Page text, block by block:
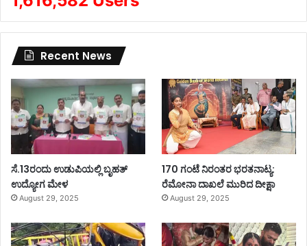
Recent News
ಸೆ.13ರಂದು ಉಡುಪಿಯಲ್ಲಿ ಬೃಹತ್
ಉದ್ಯೋಗ ಮೇಳ
August 29, 2025
170 ಗಂಟೆ ನಿರಂತರ ಭರತನಾಟ್ಯ:
ರೆಮೋನಾ ದಾಖಲೆ ಮುರಿದ ದೀಕ್ಷಾ
August 29, 2025